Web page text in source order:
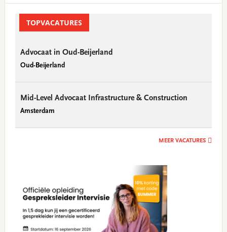
SidebarTOPVACATURES
Advocaat in Oud-Beijerland
Oud-Beijerland
Mid-Level Advocaat Infrastructure & Construction
Amsterdam
MEER VACATURES